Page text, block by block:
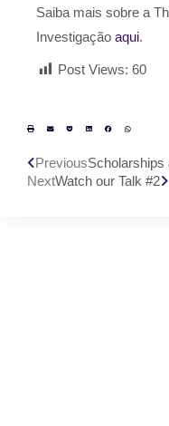
Saiba mais sobre a
Investigação aqui.
Post Views: 60
PreviousScholarships
NextWatch our Talk #2